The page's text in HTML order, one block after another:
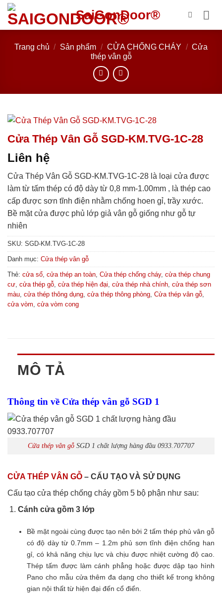
Bỏ
qua
nội
dung
SaiGonDoor®
Trang chủ / Sản phẩm / CỬA CHỐNG CHÁY / Cửa
thép vân gỗ
Cửa Thép Vân Gỗ SGD-KM.TVG-1C-28
Liên hệ
Cửa Thép Vân Gỗ SGD-KM.TVG-1C-28 là loại cửa được
làm từ tấm thép có độ dày từ 0,8 mm-1.00mm , là thép cao
cấp được sơn tĩnh điện nhằm chống hoen gỉ, trầy xước.
Bề mặt cửa được phủ lớp giả vân gỗ giống như gỗ tự
nhiên
SKU: SGD-KM.TVG-1C-28
Danh mục: Cửa thép vân gỗ
Thẻ: cửa sổ, cửa thép an toàn, Cửa thép chống cháy, cửa thép chung
cư, cửa thép gỗ, cửa thép hiện đại, cửa thép nhà chính, cửa thép sơn
màu, cửa thép thông dụng, cửa thép thông phòng, Cửa thép vân gỗ,
cửa vòm, cửa vòm cong
MÔ TẢ
Thông tin về Cửa thép vân gỗ SGD 1
Cửa thép vân gỗ SGD 1 chất lượng hàng đầu 0933.707707
CỬA THÉP VÂN GỖ – CẤU TẠO VÀ SỬ DỤNG
Cấu tạo cửa thép chống cháy gồm 5 bộ phận như sau:
Cánh cửa gồm 3 lớp
Bề mặt ngoài cùng được tạo nên bởi 2 tấm thép phủ vân gỗ
có độ dày từ 0.7mm – 1.2m phủ sơn tĩnh điện chống han
gỉ, có khả năng chịu lực và chịu được nhiệt cường độ cao.
Thép tấm được làm cánh phẳng hoặc được dập tạo hình
Pano cho mẫu cửa thêm đa dạng cho thiết kế trong không
gian nội thất từ hiện đại đến cổ điển.